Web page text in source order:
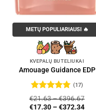
METŲ POPULIARIAUSI 🔥
KVEPALŲ BUTELIUKAI
Amouage Guidance EDP
Įvertinimas:
4.76iš 5
(17)
€21.63–€396.67
€17.30 –€372.34